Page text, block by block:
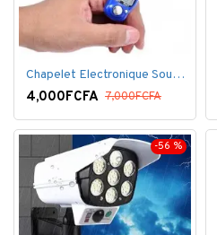
Chapelet Electronique Sous Forme De Bague Tasbih
4,000FCFA 7,000FCFA
-56 %